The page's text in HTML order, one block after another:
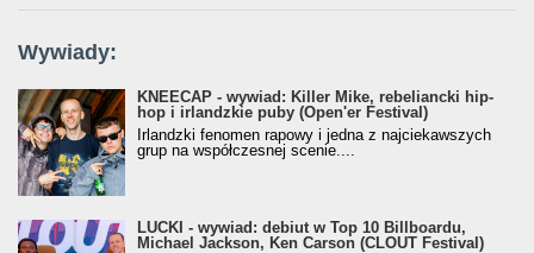
Wywiady:
KNEECAP - wywiad: Killer Mike, rebeliancki hip-
hop i irlandzkie puby (Open'er Festival)
Irlandzki fenomen rapowy i jedna z najciekawszych
grup na współczesnej scenie....
LUCKI - wywiad: debiut w Top 10 Billboardu,
Michael Jackson, Ken Carson (CLOUT Festival)